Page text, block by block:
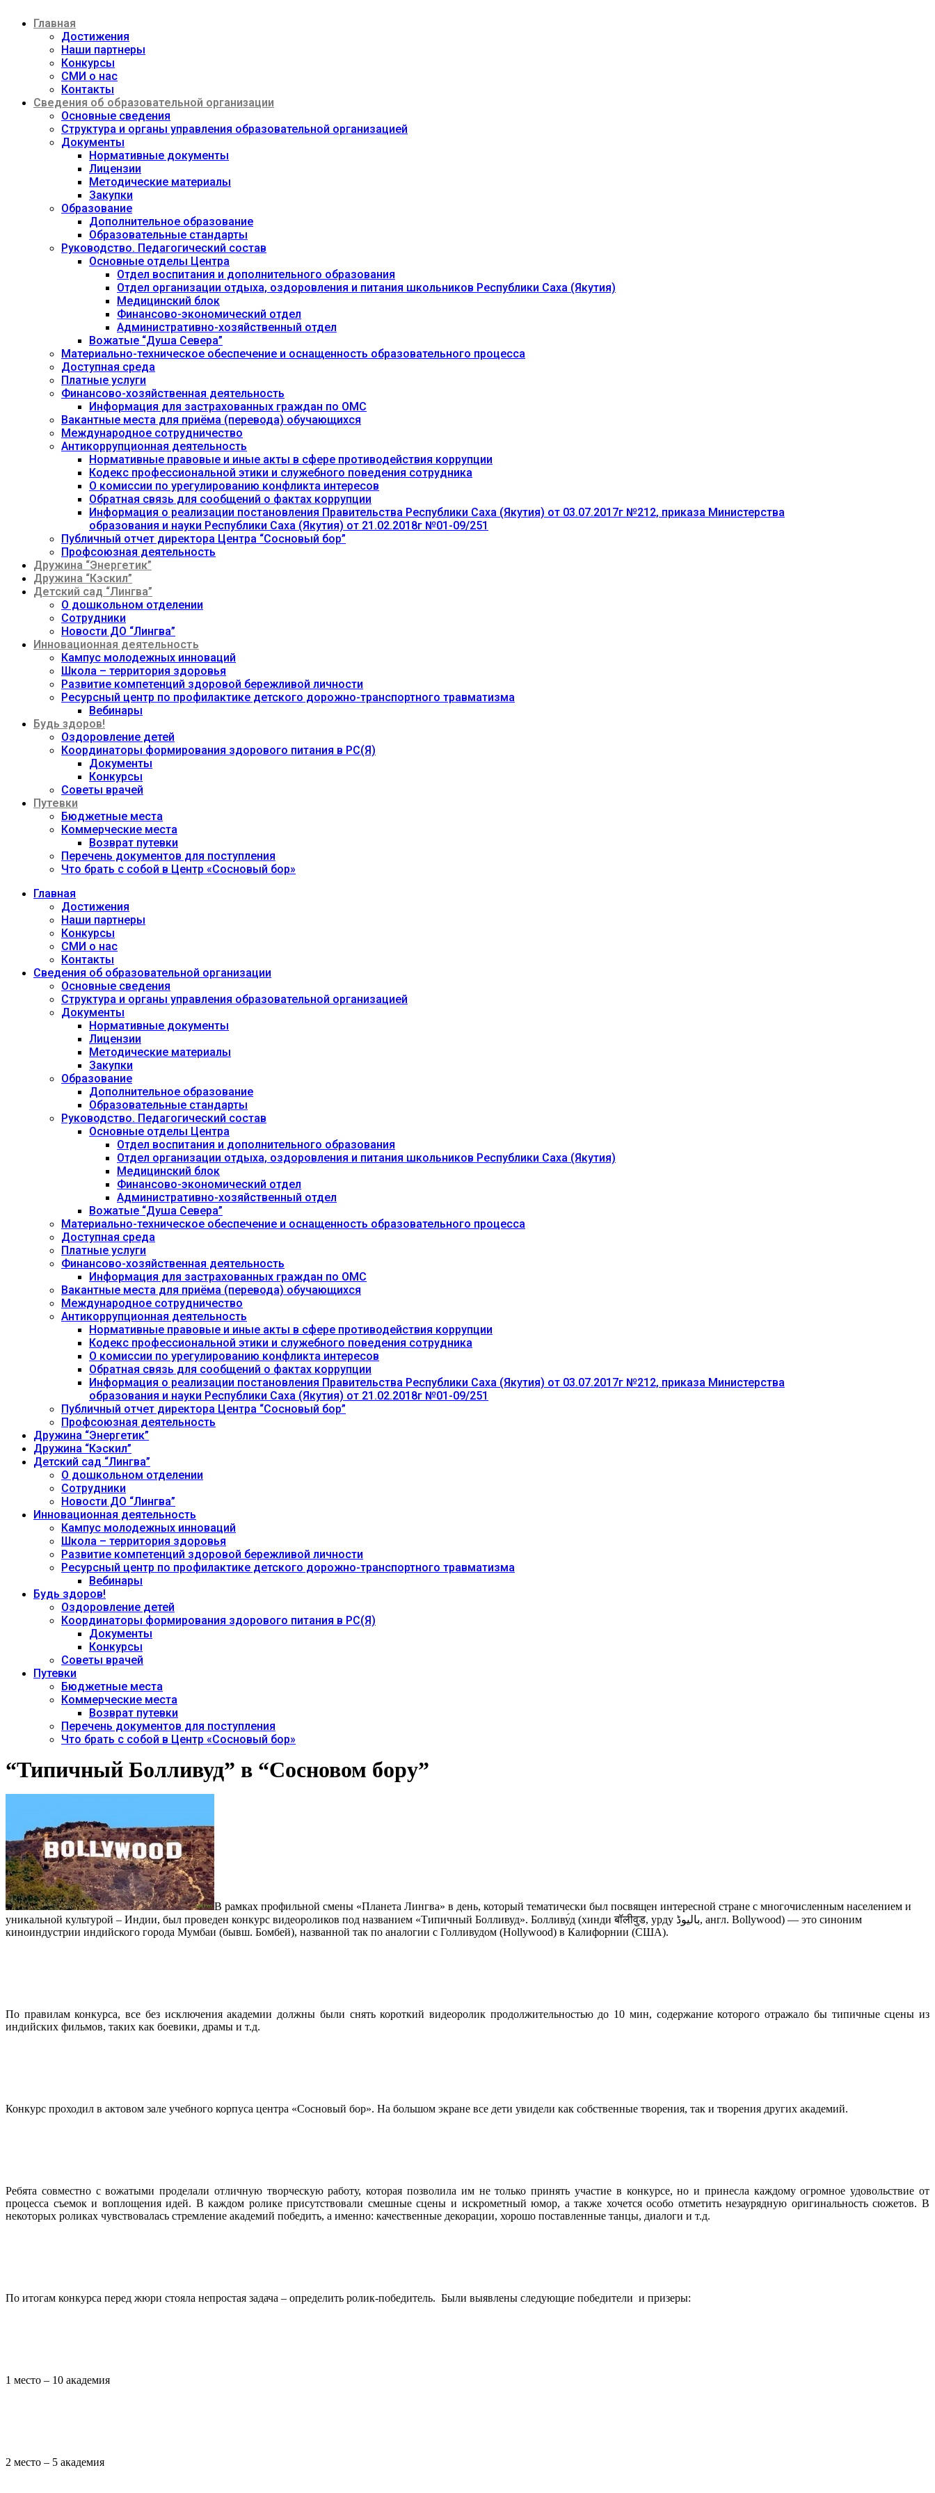
содержимому
Главная
Достижения
Наши партнеры
Конкурсы
СМИ о нас
Контакты
Сведения об образовательной организации
Основные сведения
Структура и органы управления образовательной организацией
Документы
Нормативные документы
Лицензии
Методические материалы
Закупки
Образование
Дополнительное образование
Образовательные стандарты
Руководство. Педагогический состав
Основные отделы Центра
Отдел воспитания и дополнительного образования
Отдел организации отдыха, оздоровления и питания школьников Республики Саха (Якутия)
Медицинский блок
Финансово-экономический отдел
Административно-хозяйственный отдел
Вожатые “Душа Севера”
Материально-техническое обеспечение и оснащенность образовательного процесса
Доступная среда
Платные услуги
Финансово-хозяйственная деятельность
Информация для застрахованных граждан по ОМС
Вакантные места для приёма (перевода) обучающихся
Международное сотрудничество
Антикоррупционная деятельность
Нормативные правовые и иные акты в сфере противодействия коррупции
Кодекс профессиональной этики и служебного поведения сотрудника
О комиссии по урегулированию конфликта интересов
Обратная связь для сообщений о фактах коррупции
Информация о реализации постановления Правительства Республики Саха (Якутия) от 03.07.2017г №212, приказа Министерства
образования и науки Республики Саха (Якутия) от 21.02.2018г №01-09/251
Публичный отчет директора Центра “Сосновый бор”
Профсоюзная деятельность
Дружина “Энергетик”
Дружина “Кэскил”
Детский сад “Лингва”
О дошкольном отделении
Сотрудники
Новости ДО “Лингва”
Инновационная деятельность
Кампус молодежных инноваций
Школа – территория здоровья
Развитие компетенций здоровой бережливой личности
Ресурсный центр по профилактике детского дорожно-транспортного травматизма
Вебинары
Будь здоров!
Оздоровление детей
Координаторы формирования здорового питания в РС(Я)
Документы
Конкурсы
Советы врачей
Путевки
Бюджетные места
Коммерческие места
Возврат путевки
Перечень документов для поступления
Что брать с собой в Центр «Сосновый бор»
Главная
Достижения
Наши партнеры
Конкурсы
СМИ о нас
Контакты
Сведения об образовательной организации
Основные сведения
Структура и органы управления образовательной организацией
Документы
Нормативные документы
Лицензии
Методические материалы
Закупки
Образование
Дополнительное образование
Образовательные стандарты
Руководство. Педагогический состав
Основные отделы Центра
Отдел воспитания и дополнительного образования
Отдел организации отдыха, оздоровления и питания школьников Республики Саха (Якутия)
Медицинский блок
Финансово-экономический отдел
Административно-хозяйственный отдел
Вожатые “Душа Севера”
Материально-техническое обеспечение и оснащенность образовательного процесса
Доступная среда
Платные услуги
Финансово-хозяйственная деятельность
Информация для застрахованных граждан по ОМС
Вакантные места для приёма (перевода) обучающихся
Международное сотрудничество
Антикоррупционная деятельность
Нормативные правовые и иные акты в сфере противодействия коррупции
Кодекс профессиональной этики и служебного поведения сотрудника
О комиссии по урегулированию конфликта интересов
Обратная связь для сообщений о фактах коррупции
Информация о реализации постановления Правительства Республики Саха (Якутия) от 03.07.2017г №212, приказа Министерства
образования и науки Республики Саха (Якутия) от 21.02.2018г №01-09/251
Публичный отчет директора Центра “Сосновый бор”
Профсоюзная деятельность
Дружина “Энергетик”
Дружина “Кэскил”
Детский сад “Лингва”
О дошкольном отделении
Сотрудники
Новости ДО “Лингва”
Инновационная деятельность
Кампус молодежных инноваций
Школа – территория здоровья
Развитие компетенций здоровой бережливой личности
Ресурсный центр по профилактике детского дорожно-транспортного травматизма
Вебинары
Будь здоров!
Оздоровление детей
Координаторы формирования здорового питания в РС(Я)
Документы
Конкурсы
Советы врачей
Путевки
Бюджетные места
Коммерческие места
Возврат путевки
Перечень документов для поступления
Что брать с собой в Центр «Сосновый бор»
“Типичный Болливуд” в “Сосновом бору”
В рамках профильной смены «Планета Лингва» в день, который тематически был посвящен интересной стране с многочисленным населением и
уникальной культурой – Индии, был проведен конкурс видеороликов под названием «Типичный Болливуд». Болливу́д (хинди बॉलीवुड, урду بالیوڈ, англ. Bollywood) — это синоним
киноиндустрии индийского города Мумбаи (бывш. Бомбей), названной так по аналогии с Голливудом (Hollywood) в Калифорнии (США).
По правилам конкурса, все без исключения академии должны были снять короткий видеоролик продолжительностью до 10 мин, содержание которого отражало бы типичные сцены из
индийских фильмов, таких как боевики, драмы и т.д.
Конкурс проходил в актовом зале учебного корпуса центра «Сосновый бор». На большом экране все дети увидели как собственные творения, так и творения других академий.
Ребята совместно с вожатыми проделали отличную творческую работу, которая позволила им не только принять участие в конкурсе, но и принесла каждому огромное удовольствие от
процесса съемок и воплощения идей. В каждом ролике присутствовали смешные сцены и искрометный юмор, а также хочется особо отметить незаурядную оригинальность сюжетов. В
некоторых роликах чувствовалась стремление академий победить, а именно: качественные декорации, хорошо поставленные танцы, диалоги и т.д.
По итогам конкурса перед жюри стояла непростая задача – определить ролик-победитель. Были выявлены следующие победители и призеры:
1 место – 10 академия
2 место – 5 академия